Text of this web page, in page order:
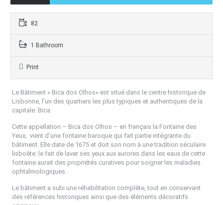
82
1 Bathroom
Print
Le Bâtiment « Bica dos Olhos» est situé dans le centre historique de
Lisbonne, l’un des quartiers les plus typiques et authentiques de la
capitale: Bica.
Cette appellation – Bica dos Olhos – en français la Fontaine des
Yeux, vient d’une fontaine baroque qui fait partie intégrante du
bâtiment. Elle date de 1675 et doit son nom à une tradition séculaire
lisboète: le fait de laver ses yeux aux aurores dans les eaux de cette
fontaine aurait des propriétés curatives pour soigner les maladies
ophtalmologiques.
Le bâtiment a subi une réhabilitation complète, tout en conservant
des références historiques ainsi que des éléments décoratifs